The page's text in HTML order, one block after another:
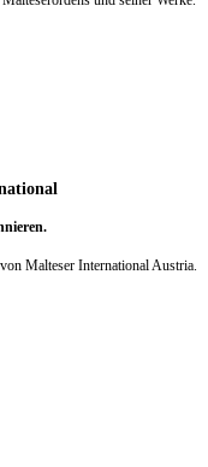
Malteser International Austria.